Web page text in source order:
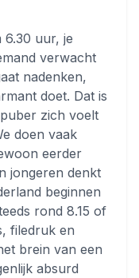
6.30 uur, je
verwacht
nadenken,
doet. Dat is
zich voelt
doen vaak
eerder
jongeren denkt
beginnen
rond 8.15 of
filedruk en
brein van een
absurd